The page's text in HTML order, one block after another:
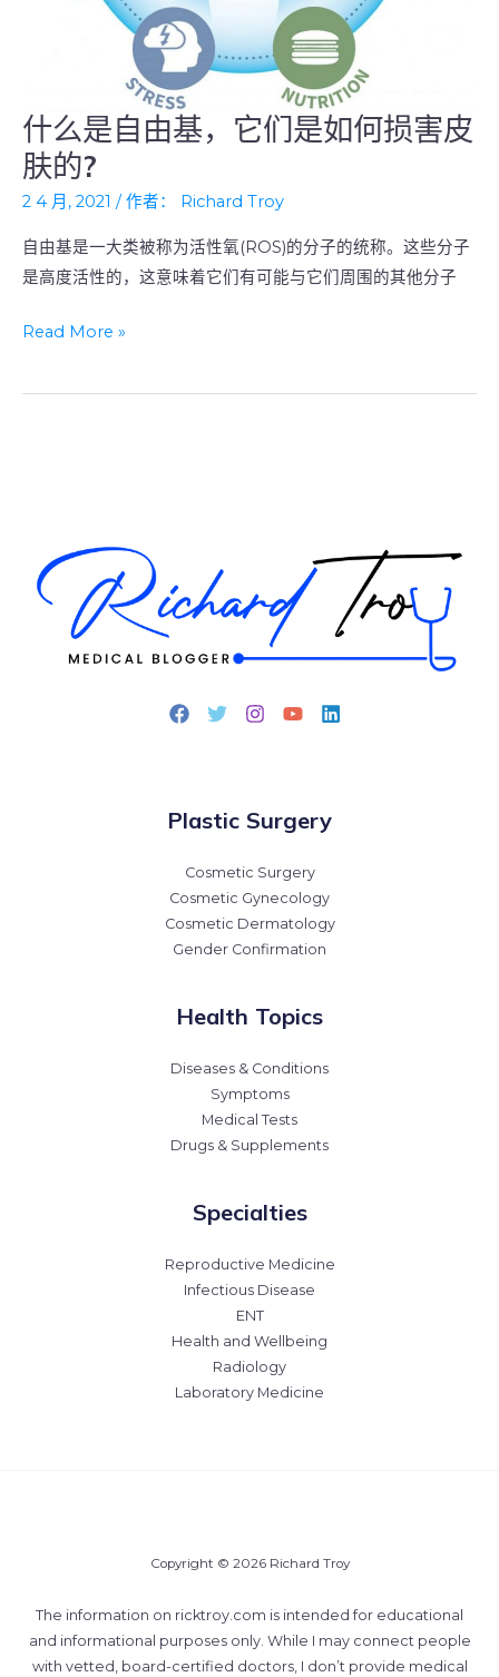
什么是自由基，它们是如何损害皮
肤的?
2 4 月, 2021 / 作者： Richard Troy
自由基是一大类被称为活性氧(ROS)的分子的统称。这些分子
是高度活性的，这意味着它们有可能与它们周围的其他分子
什
么
是
由
基，
们
如
的?
Read More »
Plastic Surgery
Cosmetic Surgery
Cosmetic Gynecology
Cosmetic Dermatology
Gender Confirmation
Health Topics
Diseases & Conditions
Symptoms
Medical Tests
Drugs & Supplements
Specialties
Reproductive Medicine
Infectious Disease
ENT
Health and Wellbeing
Radiology
Laboratory Medicine
Copyright © 2026 Richard Troy
The information on ricktroy.com is intended for educational
and informational purposes only. While I may connect people
with vetted, board-certified doctors, I don’t provide medical